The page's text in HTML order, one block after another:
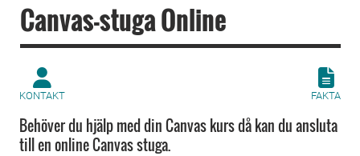
Canvas-stuga Online
KONTAKT FAKTA
Behöver du hjälp med din Canvas kurs då kan du ansluta
till en online Canvas stuga.